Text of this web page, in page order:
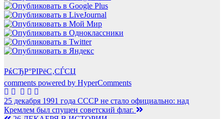
РќСЂР°РІРёС‚СЃСЏ
comments powered by HyperComments
Навигация
по
25 декабря 1991 года СССР не стало официально: над
Кремлем был спущен советский флаг.